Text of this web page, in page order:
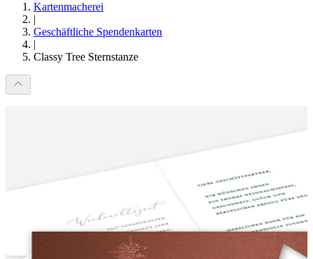
Kartenmacherei
|
Geschäftliche Spendenkarten
|
Classy Tree Sternstanze